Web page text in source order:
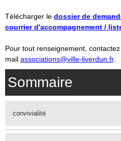
Télécharger le dossier de
courrier d'accompagnement /
Pour tout renseignement,
mail associations@ville-liverdun.fr.
Sommaire
convivialité